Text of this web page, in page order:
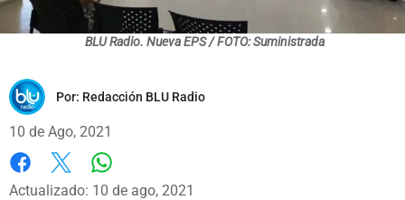
BLU Radio. Nueva EPS / FOTO: Suministrada
Por: Redacción BLU Radio
10 de Ago, 2021
Facebook
X
Actualizado: 10 de ago, 2021